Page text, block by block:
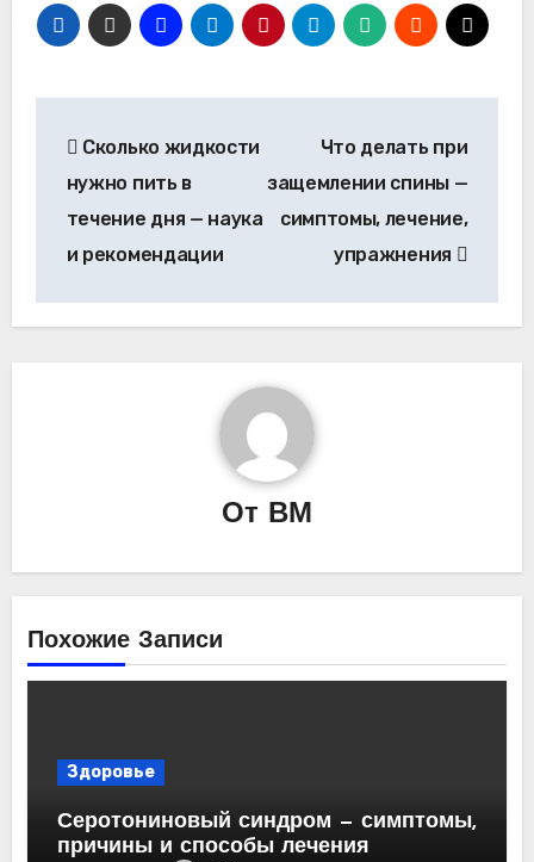
по
записям
Сколько жидкости
нужно пить в
течение дня — наука
и рекомендации
Что делать при
защемлении спины —
симптомы, лечение,
упражнения
От ВМ
Похожие Записи
Здоровье
Серотониновый синдром — симптомы,
причины и способы лечения